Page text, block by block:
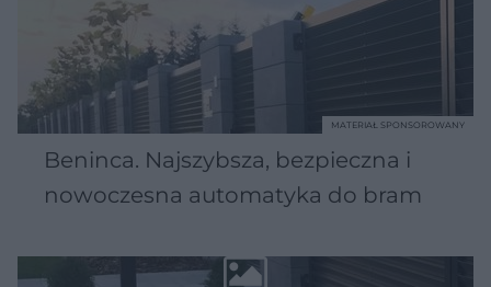
Beninca. Najszybsza, bezpieczna i
nowoczesna automatyka do bram
MATERIAŁ SPONSOROWANY